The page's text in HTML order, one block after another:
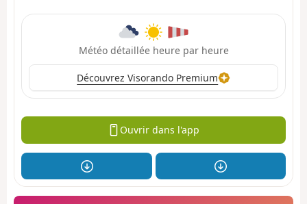
Météo détaillée heure par heure
Découvrez Visorando Premium
Ouvrir dans l'app